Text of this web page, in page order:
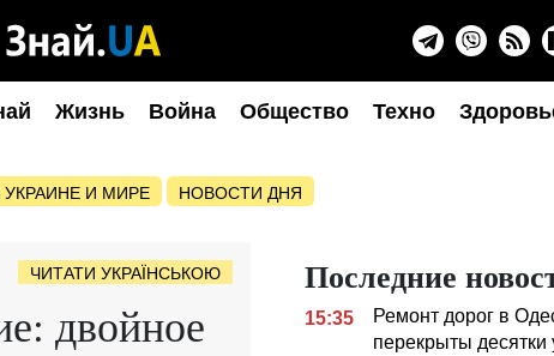
Жизнь Война Общество Техно
И МИРЕ НОВОСТИ ДНЯ
ЧИТАТИ УКРАЇНСЬКОЮ
двойное
Последние
15:35
Ремонт дорог в
перекрыты